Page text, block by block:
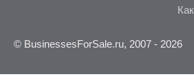
© BusinessesForSale.ru, 2007 - 2026